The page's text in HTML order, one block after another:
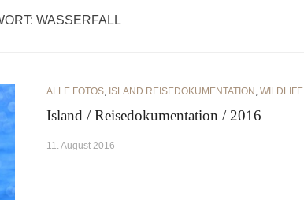
WASSERFALL
ALLE FOTOS, ISLAND REISEDOKUMENTATION , WILDLIFE
Island / Reisedokumentation / 2016
11. August 2016